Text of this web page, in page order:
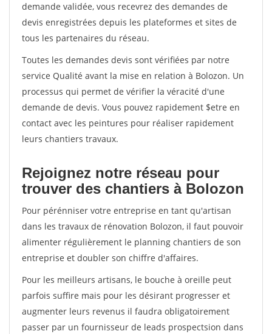
demande validée, vous recevrez des demandes de
devis enregistrées depuis les plateformes et sites de
tous les partenaires du réseau.
Toutes les demandes devis sont vérifiées par notre
service Qualité avant la mise en relation à Bolozon. Un
processus qui permet de vérifier la véracité d'une
demande de devis. Vous pouvez rapidement $etre en
contact avec les peintures pour réaliser rapidement
leurs chantiers travaux.
Rejoignez notre réseau pour
trouver des chantiers à Bolozon
Pour pérénniser votre entreprise en tant qu'artisan
dans les travaux de rénovation Bolozon, il faut pouvoir
alimenter régulièrement le planning chantiers de son
entreprise et doubler son chiffre d'affaires.
Pour les meilleurs artisans, le bouche à oreille peut
parfois suffire mais pour les désirant progresser et
augmenter leurs revenus il faudra obligatoirement
passer par un fournisseur de leads prospectsion dans